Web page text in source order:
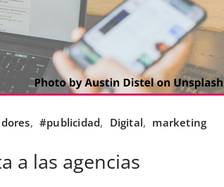
, #publicidad, Digital, marketing
a las agencias